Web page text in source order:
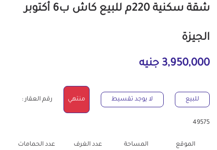
شقة سكنية 220م للبيع كاش ب6 أكتوبر
الجيزة
3,950,000 جنيه
للبيع لا يوجد تقسيط منتهي رقم العقار :
49575
الموقع
المساحة
عدد الغرف
عدد الحمامات